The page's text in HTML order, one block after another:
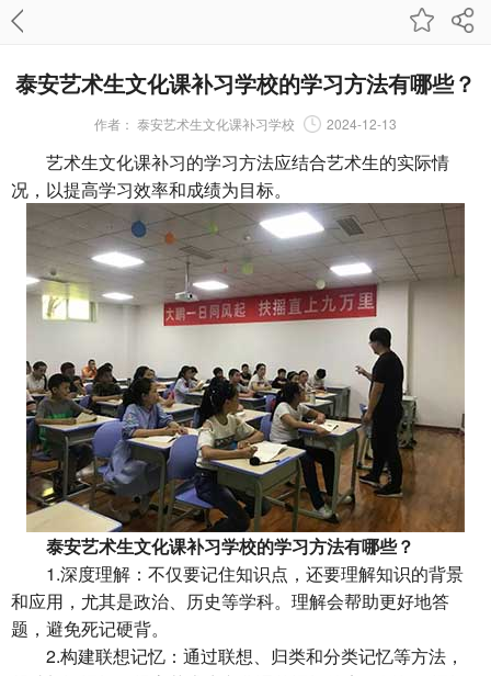
泰安艺术生文化课补习学校的学习方法有哪些？
作者： 泰安艺术生文化课补习学校 2024-12-13
艺术生文化课补习的学习方法应结合艺术生的实际情
况，以提高学习效率和成绩为目标。
泰安艺术生文化课补习学校的学习方法有哪些？
1.深度理解：不仅要记住知识点，还要理解知识的背景
和应用，尤其是政治、历史等学科。理解会帮助更好地答
题，避免死记硬背。
2.构建联想记忆：通过联想、归类和分类记忆等方法，